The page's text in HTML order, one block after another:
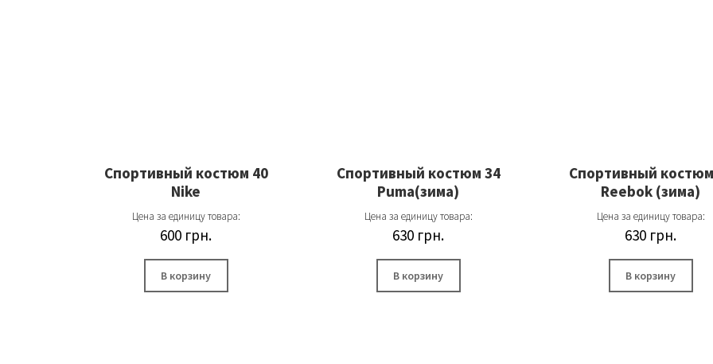
Спортивный костюм 40
Nike
Цена за единицу товара:
600 грн.
В корзину
Спортивный костюм 34
Puma(зима)
Цена за единицу товара:
630 грн.
В корзину
Спортивный
Reebok (зима)
Цена за единицу товара:
630 грн.
В корзину